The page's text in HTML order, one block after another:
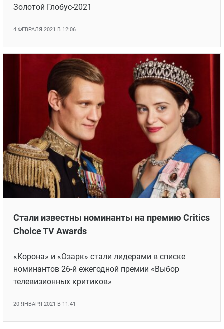
Золотой Глобус-2021
4 ФЕВРАЛЯ 2021 В 12:06
Стали известны номинанты на премию Critics
Choice TV Awards
«Корона» и «Озарк» стали лидерами в списке
номинантов 26-й ежегодной премии «Выбор
телевизионных критиков»
20 ЯНВАРЯ 2021 В 11:41